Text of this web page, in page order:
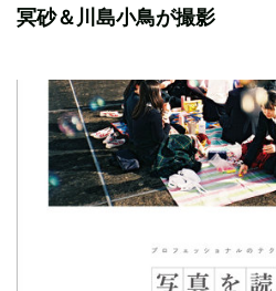
冥砂＆川島小鳥が撮影